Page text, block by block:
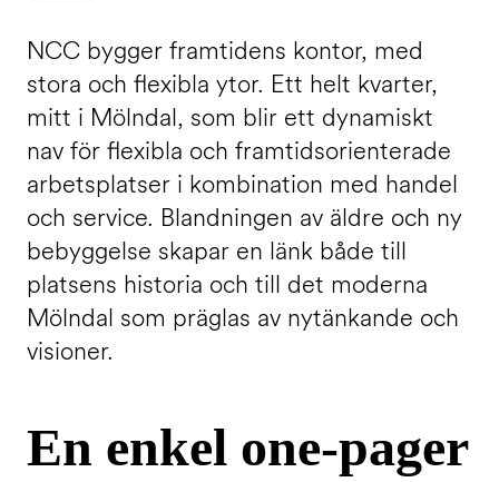
NCC bygger framtidens kontor, med
stora och flexibla ytor. Ett helt kvarter,
mitt i Mölndal, som blir ett dynamiskt
nav för flexibla och framtidsorienterade
arbetsplatser i kombination med handel
och service. Blandningen av äldre och ny
bebyggelse skapar en länk både till
platsens historia och till det moderna
Mölndal som präglas av nytänkande och
visioner.
En enkel one-pager